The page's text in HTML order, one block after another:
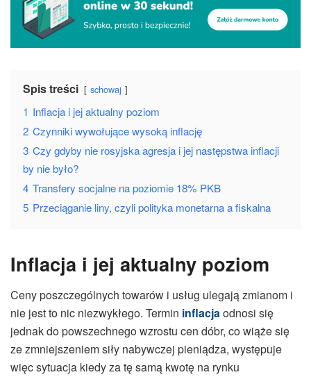
Spis treści schowaj
1 Inflacja i jej aktualny poziom
2 Czynniki wywołujące wysoką inflację
3 Czy gdyby nie rosyjska agresja i jej następstwa inflacji
by nie było?
4 Transfery socjalne na poziomie 18% PKB
5 Przeciąganie liny, czyli polityka monetarna a fiskalna
Inflacja i jej aktualny poziom
Ceny poszczególnych towarów i usług ulegają zmianom i
nie jest to nic niezwykłego. Termin inflacjaodnosi się
jednak do powszechnego wzrostu cen dóbr, co wiąże się
ze zmniejszeniem siły nabywczej pieniądza, występuje
więc sytuacja kiedy za tę samą kwotę na rynku